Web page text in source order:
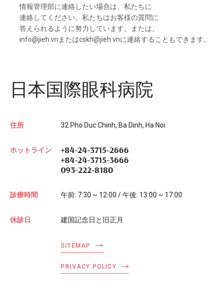
情報管理部に連絡したい場合は、 私たちに
連絡してください。 私たちはお客様の質問に
答えられるように努力しています。または、
info@jieh.vnまたはcskh@jieh.vnに連絡することもできます。
日本国際眼科病院
住所 32 Pho Duc Chinh, Ba Dinh, Ha Noi
ホットライン
+84-24-3715-2666
+84-24-3715-3666
093-222-8180
診療時間 午前: 7:30 ~ 12:00 / 午後: 13:00 ~ 17:00
休診日 建国記念日と旧正月
SITEMAP
PRIVACY POLICY